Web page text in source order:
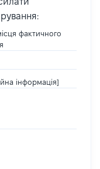
фактичного
інформація]